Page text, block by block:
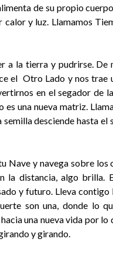
de su propio
calor y luz. Llamamos
a la tierra y pudrirse.
el Otro Lado y nos
en el segador de
es una nueva matriz.
desciende hasta
Nave y navega sobre los
la distancia, algo brilla.
y futuro. Lleva
son una, donde lo
una nueva vida por
y girando.